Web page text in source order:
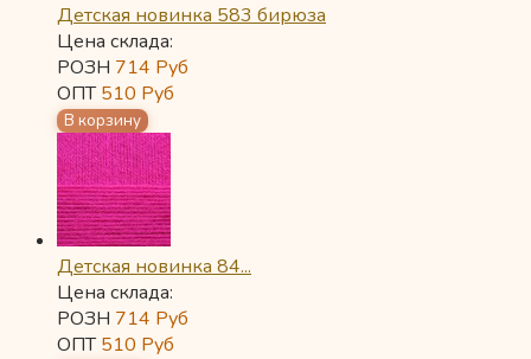
Детская новинка 583 бирюза
Цена склада:
РОЗН 714 Руб
ОПТ510 Руб
Детская новинка 84...
Цена склада:
РОЗН 714 Руб
ОПТ510 Руб